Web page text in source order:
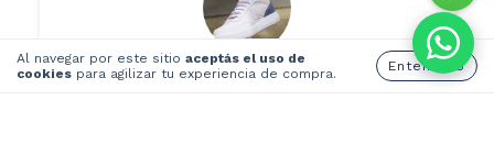
Al navegar por este sitio aceptás el uso de
cookies para agilizar tu experiencia de compra. Entendido
"Hermosas mis Gerf!! Quedé enamorada,